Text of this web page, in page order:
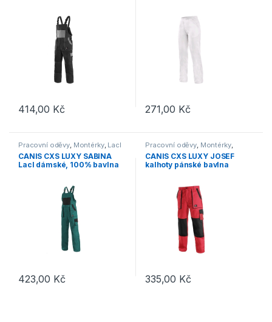
414,00 Kč
Tento produkt má více variant. Možnosti lze vybrat na stránce
271,00 Kč
Tento produkt má více
Pracovní oděvy, Montérky, Lacl
CANIS CXS LUXY SABINA
Lacl dámské, 100% bavlna
423,00 Kč
Tento produkt má více variant. Možnosti lze vybrat na stránce
Pracovní oděvy, Montérky,
Kalhoty
CANIS CXS LUXY JOSEF
kalhoty pánské bavlna
335,00 Kč
Tento produkt má více